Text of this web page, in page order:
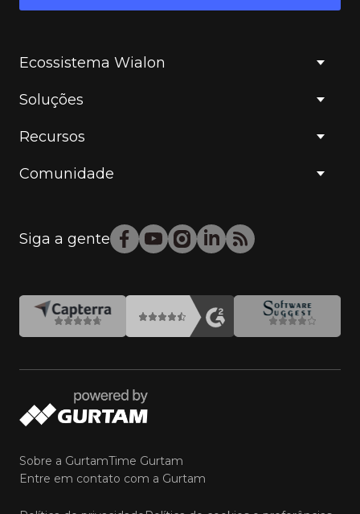
Ecossistema Wialon
Soluções
Recursos
Comunidade
Siga a gente
Sobre a GurtamTime Gurtam
Entre em contato com a Gurtam